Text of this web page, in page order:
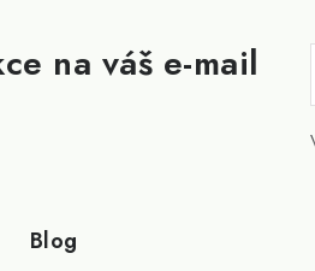
na váš e-mail
Blog